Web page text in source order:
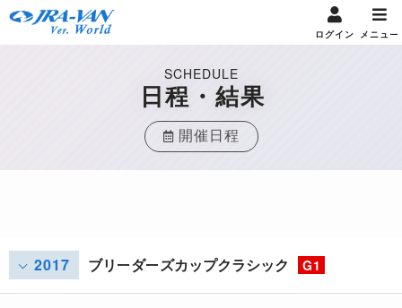
ログイン メニュー
SCHEDULE
日程・結果
開催日程
2017 ブリーダーズカップクラシック G1